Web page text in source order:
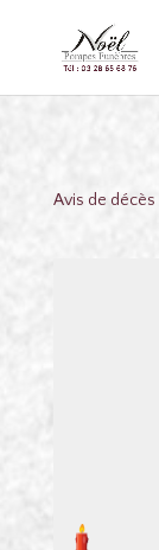
Avis de décès